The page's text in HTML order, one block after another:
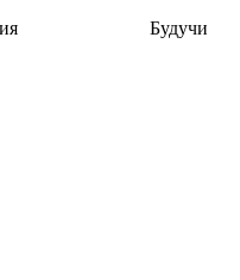
Будучи